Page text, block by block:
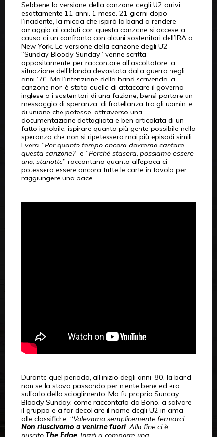
Sebbene la versione della canzone degli U2 arrivi
esattamente 11 anni, 1 mese, 21 giorni dopo
l’incidente, la miccia che ispirò la band a rendere
omaggio ai caduti con questa canzone si accese a
causa di un confronto con alcuni sostenitori dell’IRA a
New York. La versione della canzone degli U2
“Sunday Bloody Sunday” venne scritta
appositamente per raccontare all’ascoltatore la
situazione dell’Irlanda devastata dalla guerra negli
anni ’70. Ma l’intenzione della band scrivendo la
canzone non è stata quella di attaccare il governo
inglese o i sostenitori di una fazione, bensì portare un
messaggio di speranza, di fratellanza tra gli uomini e
di unione che potesse, attraverso una
documentazione dettagliata e ben articolata di un
fatto ignobile, ispirare quanta più gente possibile nella
speranza che non si ripetessero mai più episodi simili.
I versi “Per quanto tempo ancora dovremo cantare
questa canzone?” e “Perché stasera, possiamo essere
uno, stanotte” raccontano quanto all’epoca ci
potessero essere ancora tutte le carte in tavola per
raggiungere una pace.
Durante quel periodo, all’inizio degli anni ’80, la band
non se la stava passando per niente bene ed era
sull’orlo dello scioglimento. Ma fu proprio Sunday
Bloody Sunday, come raccontato da Bono, a salvare
il gruppo e a far decollare il nome degli U2 in cima
alle classifiche: “Volevamo semplicemente fermarci.
Non riuscivamo a venirne fuori. Alla fine ci è
riuscito The Edge. Iniziò a comporre una